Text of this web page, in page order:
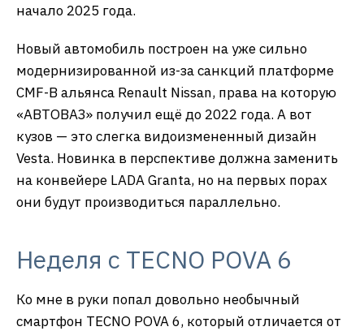
начало 2025 года.
Новый автомобиль построен на уже сильно
модернизированной из-за санкций платформе
CMF-B альянса Renault Nissan, права на которую
«АВТОВАЗ» получил ещё до 2022 года. А вот
кузов — это слегка видоизмененный дизайн
Vesta. Новинка в перспективе должна заменить
на конвейере LADA Granta, но на первых порах
они будут производиться параллельно.
Неделя с TECNO POVA 6
Ко мне в руки попал довольно необычный
смартфон TECNO POVA 6, который отличается от